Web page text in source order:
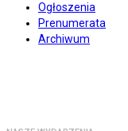
Ogłoszenia
Prenumerata
Archiwum